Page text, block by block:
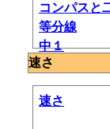
コンパスと
等分線
中１
速さ
速さ